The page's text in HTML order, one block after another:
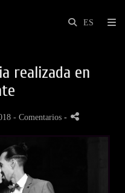
realizada en
- Comentarios -